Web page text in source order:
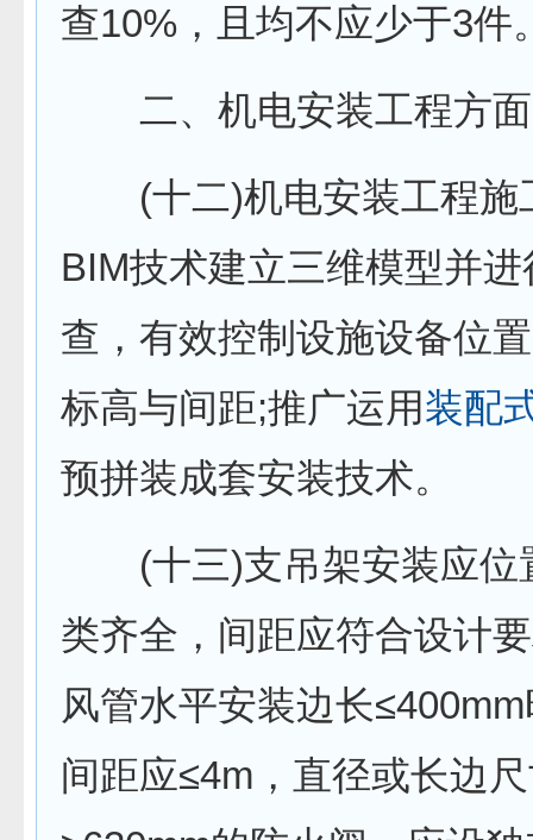
查10%，且均不应少于3件
二、机电安装工程方面
(十二)机电安装工程施
BIM技术建立三维模型并
查，有效控制设施设备位
标高与间距;推广运用装配
预拼装成套安装技术。
(十三)支吊架安装应位
类齐全，间距应符合设计
风管水平安装边长
间距应≤4m，直径或长边